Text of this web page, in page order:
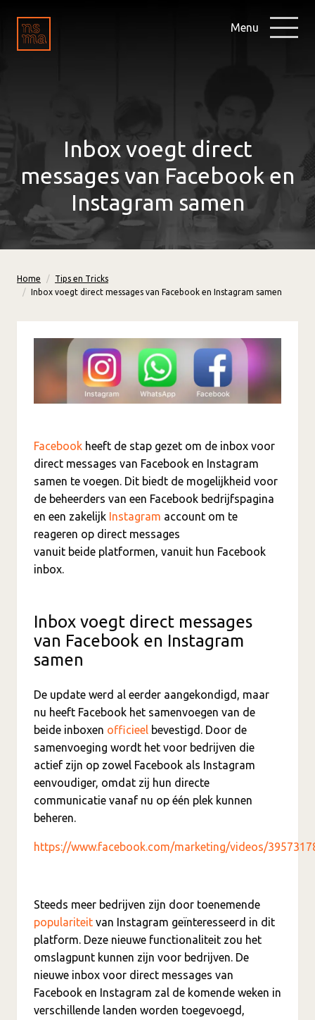
Menu
Inbox voegt direct
messages van Facebook en
Instagram samen
Home
Tips en Tricks
Inbox voegt direct messages van Facebook en Instagram samen
Facebook heeft de stap gezet om de inbox voor
direct messages van Facebook en Instagram
samen te voegen. Dit biedt de mogelijkheid voor
de beheerders van een Facebook bedrijfspagina
en een zakelijk Instagram account om te
reageren op direct messages
vanuit beide platformen, vanuit hun Facebook
inbox.
Inbox voegt direct messages
van Facebook en Instagram
samen
De update werd al eerder aangekondigd, maar
nu heeft Facebook het samenvoegen van de
beide inboxen officieel bevestigd. Door de
samenvoeging wordt het voor bedrijven die
actief zijn op zowel Facebook als Instagram
eenvoudiger, omdat zij hun directe
communicatie vanaf nu op één plek kunnen
beheren.
https://www.facebook.com/marketing/videos/
Steeds meer bedrijven zijn door toenemende
populariteit van Instagram geïnteresseerd in dit
platform. Deze nieuwe functionaliteit zou het
omslagpunt kunnen zijn voor bedrijven. De
nieuwe inbox voor direct messages van
Facebook en Instagram zal de komende weken in
verschillende landen worden toegevoegd,